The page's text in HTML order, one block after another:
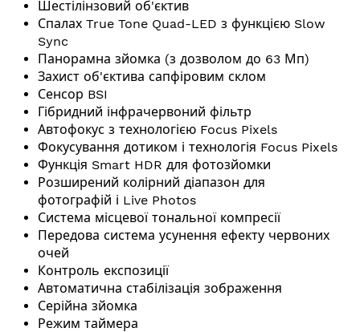
Шестілінзовий об'єктив
Спалах True Tone Quad-LED з функцією Slow
Sync
Панорамна зйомка (з дозволом до 63 Мп)
Захист об'єктива сапфіровим склом
Сенсор BSI
Гібридний інфрачервоний фільтр
Автофокус з технологією Focus Pixels
Фокусування дотиком і технологія Focus Pixels
Функція Smart HDR для фотозйомки
Розширений колірний діапазон для
фотографій і Live Photos
Система місцевої тональної компресії
Передова система усунення ефекту червоних
очей
Контроль експозиції
Автоматична стабілізація зображення
Серійна зйомка
Режим таймера